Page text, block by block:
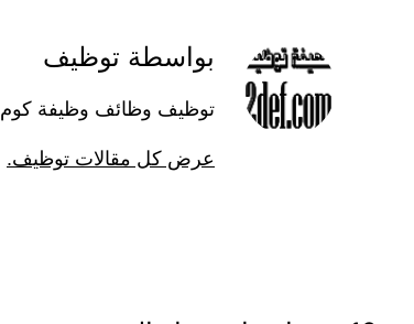
بواسطة توظيف
توظيف وظائف وظيفة كوم
عرض كل مقالات توظيف.